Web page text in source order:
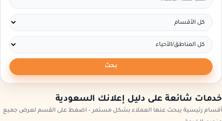
بحث
خدمات شائعة على دليل إعلانك السعودية
أقسام رئيسية يبحث عنها العملاء بشكل مستمر – اضغط على القسم لعرض جميع